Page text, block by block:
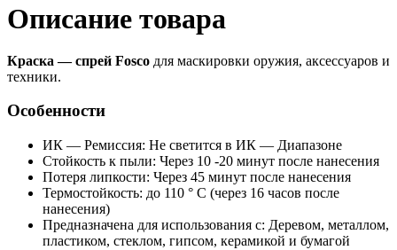
Описание товара
Краска — спрей Fosco для маскировки оружия, аксессуаров и
техники.
Особенности
ИК — Ремиссия: Не светится в ИК — Диапазоне
Стойкость к пыли: Через 10 -20 минут после нанесения
Потеря липкости: Через 45 минут после нанесения
Термостойкость: до 110 ° C (через 16 часов после
нанесения)
Предназначена для использования с: Деревом, металлом,
пластиком, стеклом, гипсом, керамикой и бумагой